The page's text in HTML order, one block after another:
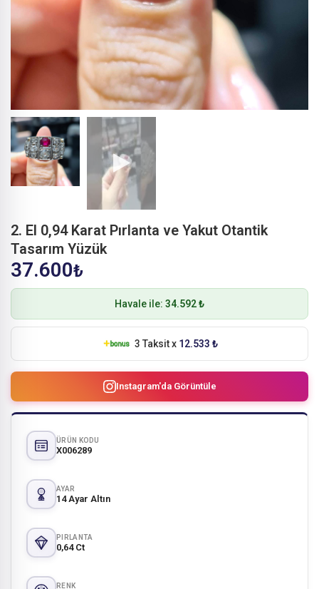
2. El 0,94 Karat Pırlanta ve Yakut Otantik
Tasarım Yüzük
37.600₺
Havale ile: 34.592 ₺
3 Taksit x 12.533 ₺
Instagram'da Görüntüle
ÜRÜN KODU
X006289
AYAR
14 Ayar Altın
PIRLANTA
0,64 Ct
RENK